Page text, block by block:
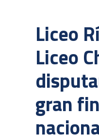
Liceo
Liceo
gran